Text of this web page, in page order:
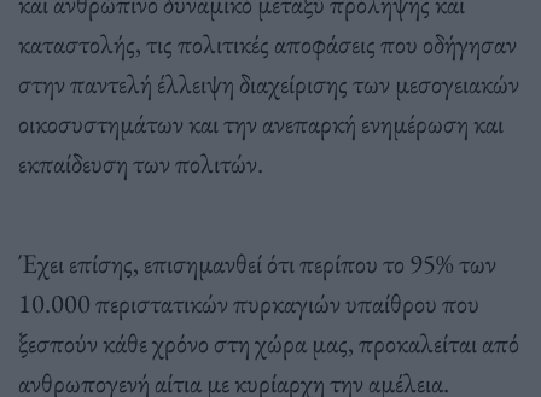
καταστολής, τις πολιτικές αποφάσεις που οδήγησαν
στην παντελή έλλειψη διαχείρισης των μεσογειακών
οικοσυστημάτων και την ανεπαρκή ενημέρωση και
εκπαίδευση των πολιτών.
Έχει επίσης, επισημανθεί ότι περίπου το 95% των
10.000 περιστατικών πυρκαγιών υπαίθρου που
ξεσπούν κάθε χρόνο στη χώρα μας, προκαλείται από
ανθρωπογενή αίτια με κυρίαρχη την αμέλεια.